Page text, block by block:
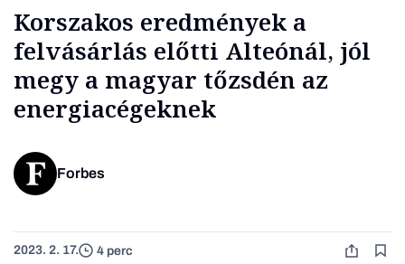
Korszakos eredmények a
felvásárlás előtti Alteónál, jól
megy a magyar tőzsdén az
energiacégeknek
Forbes
2023. 2. 17. 4 perc